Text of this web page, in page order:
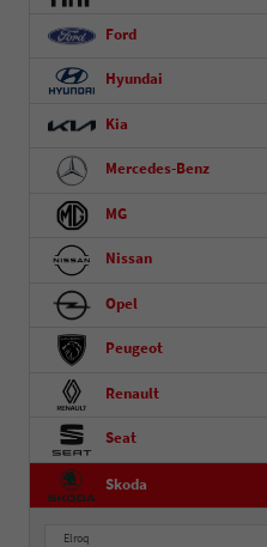
Ford
Hyundai
Kia
Mercedes-Benz
MG
Nissan
Opel
Peugeot
Renault
Seat
Skoda
Elroq